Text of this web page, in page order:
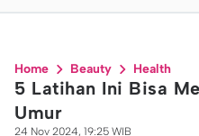
Home Beauty Health
5 Latihan Ini Bisa
Umur
24 Nov 2024, 19:25 WIB